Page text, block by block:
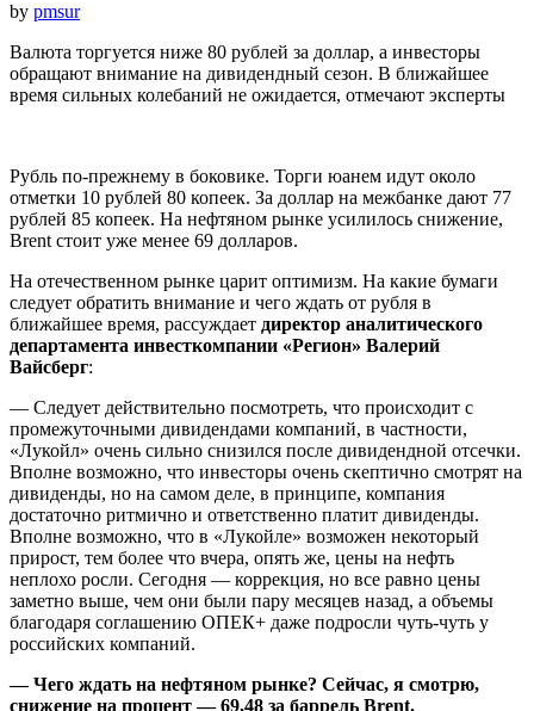
by pmsur
Валюта торгуется ниже 80 рублей за доллар, а инвесторы
обращают внимание на дивидендный сезон. В ближайшее
время сильных колебаний не ожидается, отмечают эксперты
Рубль по-прежнему в боковике. Торги юанем идут около
отметки 10 рублей 80 копеек. За доллар на межбанке дают 77
рублей 85 копеек. На нефтяном рынке усилилось снижение,
Brent стоит уже менее 69 долларов.
На отечественном рынке царит оптимизм. На какие бумаги
следует обратить внимание и чего ждать от рубля в
ближайшее время, рассуждает директор аналитического
департамента инвесткомпании «Регион» Валерий
Вайсберг:
— Следует действительно посмотреть, что происходит с
промежуточными дивидендами компаний, в частности,
«Лукойл» очень сильно снизился после дивидендной отсечки.
Вполне возможно, что инвесторы очень скептично смотрят на
дивиденды, но на самом деле, в принципе, компания
достаточно ритмично и ответственно платит дивиденды.
Вполне возможно, что в «Лукойле» возможен некоторый
прирост, тем более что вчера, опять же, цены на нефть
неплохо росли. Сегодня — коррекция, но все равно цены
заметно выше, чем они были пару месяцев назад, а объемы
благодаря соглашению ОПЕК+ даже подросли чуть-чуть у
российских компаний.
— Чего ждать на нефтяном рынке? Сейчас, я смотрю,
снижение на процент — 69,48 за баррель Brent.